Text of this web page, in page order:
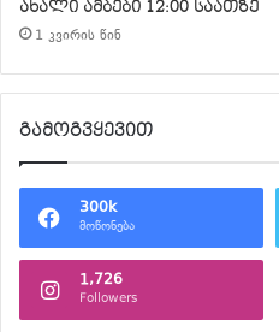
ახალი ამბები 12:00 საათზე
1 კვირის წინ
გამოგვყევით
300k
მოწონება
1,726
Followers